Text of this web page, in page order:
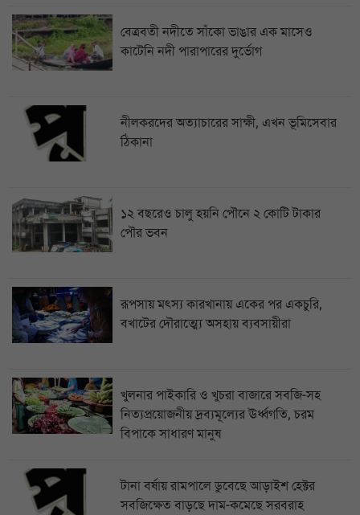
বেত্রবতী নদীতে সাঁকো ভাঙার এক মাসেও
কাটেনি নদী পারাপারের দুর্ভোগ
নীলকরদের অত্যাচারের সাক্ষী, এখন ভূমিসেবার
ঠিকানা
১২ বছরেও চালু হয়নি পৌনে ২ কোটি টাকার
পৌর ভবন
রূপসায় মৎস্য কারখানায় একের পর একচুরি,
বখাটের দৌরাত্ম্যে অসহায় ব্যবসায়ীরা
খুলনার পাইকারি ও খুচরা বাজারে সবজি-সহ
নিত্যপ্রয়োজনীয় দ্রব্যমূল্যের ঊর্ধ্বগতি, চরম
বিপাকে সাধারণ মানুষ
টানা বর্ষায় রামপালে ডুবেছে আড়াইশ হেক্টর
সবজিক্ষেত বাড়ছে দাম-কমেছে সরবরাহ